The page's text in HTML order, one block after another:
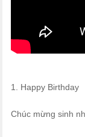
1. Happy Birthday
Chúc mừng sinh